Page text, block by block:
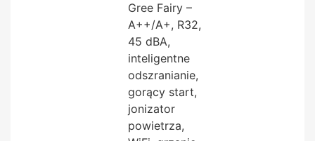
Gree Fairy –
A++/A+, R32,
45 dBA,
inteligentne
odszranianie,
gorący start,
jonizator
powietrza,